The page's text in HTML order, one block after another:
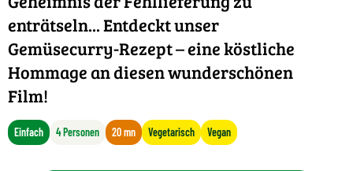
enträtseln... Entdeckt unser
Gemüsecurry-Rezept – eine köstliche
Hommage an diesen wunderschönen
Film!
Einfach 4 Personen 20 mn Vegetarisch Vegan